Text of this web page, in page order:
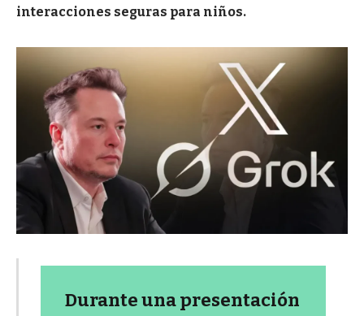
interacciones seguras para niños.
Durante una presentación